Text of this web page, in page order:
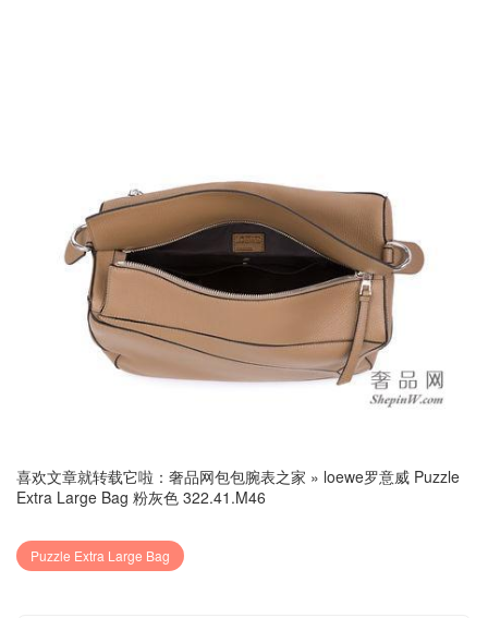
喜欢文章就转载它啦： 奢品网包包腕表之家 » loewe罗意威 Puzzle
Extra Large Bag 粉灰色 322.41.M46
Puzzle Extra Large Bag